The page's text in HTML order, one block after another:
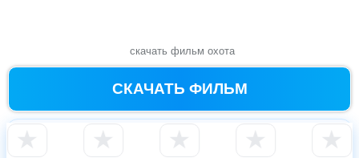
скачать фильм охота
СКАЧАТЬ ФИЛЬМ
★ ★ ★ ★ ★